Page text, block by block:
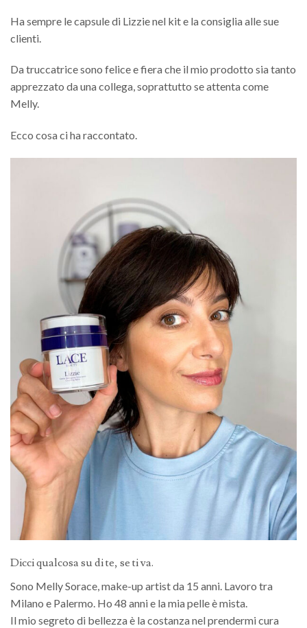
Ha sempre le capsule di Lizzie nel kit e la consiglia alle sue
clienti.
Da truccatrice sono felice e fiera che il mio prodotto sia tanto
apprezzato da una collega, soprattutto se attenta come
Melly.
Ecco cosa ci ha raccontato.
Dicci qualcosa su di te, se ti va.
Sono Melly Sorace, make-up artist da 15 anni. Lavoro tra
Milano e Palermo. Ho 48 anni e la mia pelle è mista.
Il mio segreto di bellezza è la costanza nel prendermi cura